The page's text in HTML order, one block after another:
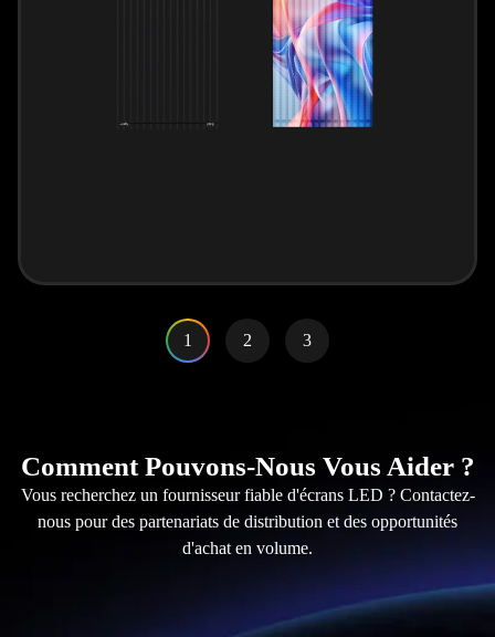
1 2 3
Comment Pouvons-Nous Vous Aider ?
Vous recherchez un fournisseur fiable d'écrans LED ? Contactez-
nous pour des partenariats de distribution et des opportunités
d'achat en volume.